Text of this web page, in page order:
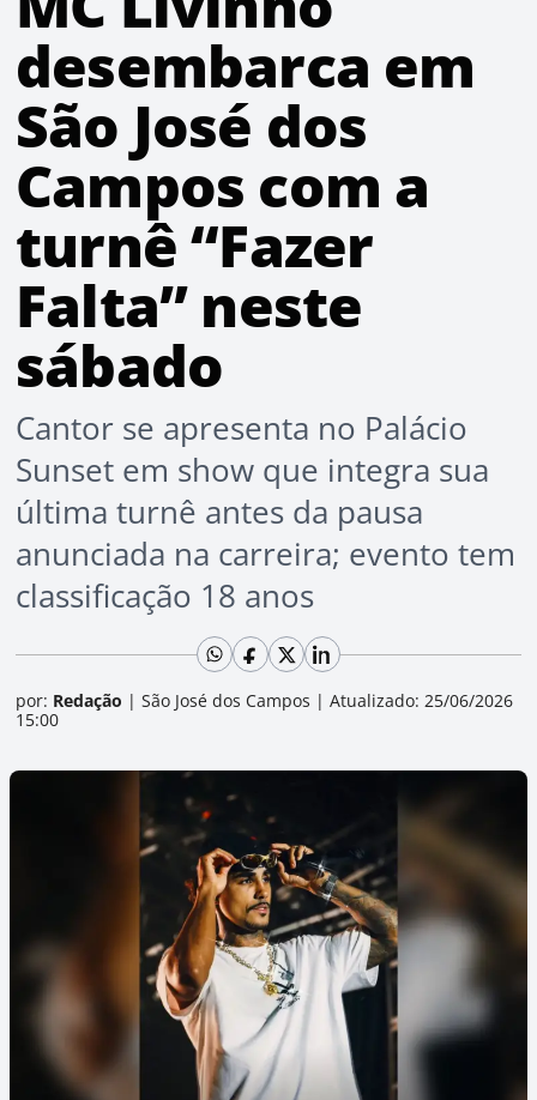
desembarca em
São José dos
Campos com a
turnê “Fazer
Falta” neste
sábado
Cantor se apresenta no Palácio
Sunset em show que integra sua
última turnê antes da pausa
anunciada na carreira; evento tem
classificação 18 anos
por: Redação | São José dos Campos | Atualizado: 25/06/2026
15:00